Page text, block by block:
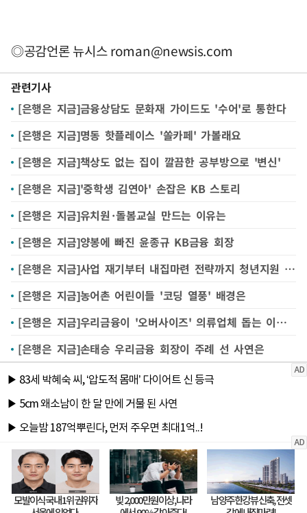
◎공감언론 뉴시스roman@newsis.com
관련기사
[은행은 지금]금융상담도 문화재 가이드도 '수어'로 통한다
[은행은 지금]명동 핫플레이스 '쏠카페' 가볼래요
[은행은 지금]책상도 없는 집이 깔끔한 공부방으로 '변신'
[은행은 지금]'중학생 김연아' 손잡은 KB 스토리
[은행은 지금]유치원·돌봄교실 만드는 이유는
[은행은 지금]양봉에 빠진 윤종규 KB금융 회장
[은행은 지금]사업 재기부터 내집마련 전략까지 청년지원 '종합세트'
[은행은 지금]농어촌 어린이들 '코딩 열풍' 배경은
[은행은 지금]우리금융이 '오버사이즈' 의류업체 돕는 이유는
[은행은 지금]손태승 우리금융 회장이 주례 선 사연은